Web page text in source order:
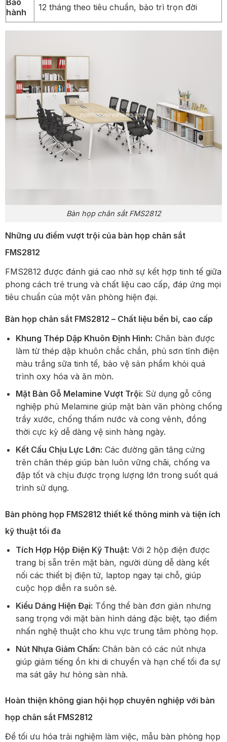
Bảo
hành
12 tháng theo tiêu chuẩn, bảo trì trọn đời
Bàn họp chân sắt FMS2812
Những ưu điểm vượt trội của bàn họp chân sắt
FMS2812
FMS2812 được đánh giá cao nhờ sự kết hợp tinh tế giữa
phong cách trẻ trung và chất liệu cao cấp, đáp ứng mọi
tiêu chuẩn của một văn phòng hiện đại.
Bàn họp chân sắt FMS2812 – Chất liệu bền bỉ, cao cấp
Khung Thép Dập Khuôn Định Hình: Chân bàn được
làm từ thép dập khuôn chắc chắn, phủ sơn tĩnh điện
màu trắng sữa tinh tế, bảo vệ sản phẩm khỏi quá
trình oxy hóa và ăn mòn.
Mặt Bàn Gỗ Melamine Vượt Trội: Sử dụng gỗ công
nghiệp phủ Melamine giúp mặt bàn văn phòng chống
trầy xước, chống thấm nước và cong vênh, đồng
thời cực kỳ dễ dàng vệ sinh hàng ngày.
Kết Cấu Chịu Lực Lớn: Các đường gân tăng cứng
trên chân thép giúp bàn luôn vững chãi, chống va
đập tốt và chịu được trọng lượng lớn trong suốt quá
trình sử dụng.
Bàn phòng họp FMS2812 thiết kế thông minh và tiện ích
kỹ thuật tối đa
Tích Hợp Hộp Điện Kỹ Thuật: Với 2 hộp điện được
trang bị sẵn trên mặt bàn, người dùng dễ dàng kết
nối các thiết bị điện tử, laptop ngay tại chỗ, giúp
cuộc họp diễn ra suôn sẻ.
Kiểu Dáng Hiện Đại: Tổng thể bàn đơn giản nhưng
sang trọng với mặt bàn hình dáng đặc biệt, tạo điểm
nhấn nghệ thuật cho khu vực trung tâm phòng họp.
Nút Nhựa Giảm Chấn: Chân bàn có các nút nhựa
giúp giảm tiếng ồn khi di chuyển và hạn chế tối đa sự
ma sát gây hư hỏng sàn nhà.
Hoàn thiện không gian hội họp chuyên nghiệp với bàn
họp chân sắt FMS2812
Để tối ưu hóa trải nghiệm làm việc, mẫu bàn phòng họp